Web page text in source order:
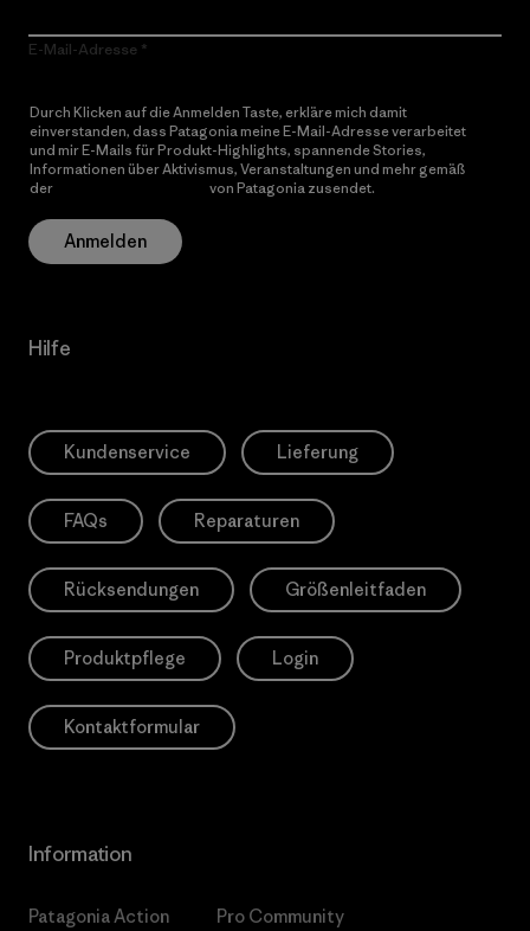
E-Mail-Adresse
Durch Klicken auf die Anmelden Taste, erkläre mich damit
einverstanden, dass Patagonia meine E-Mail-Adresse verarbeitet
und mir E-Mails für Produkt-Highlights, spannende Stories,
Informationen über Aktivismus, Veranstaltungen und mehr gemäß
der
von Patagonia zusendet.
Anmelden
Hilfe
Kundenservice Lieferung
FAQs Reparaturen
Rücksendungen Größenleitfaden
Produktpflege Login
Kontaktformular
Information
Patagonia Action
Pro Community